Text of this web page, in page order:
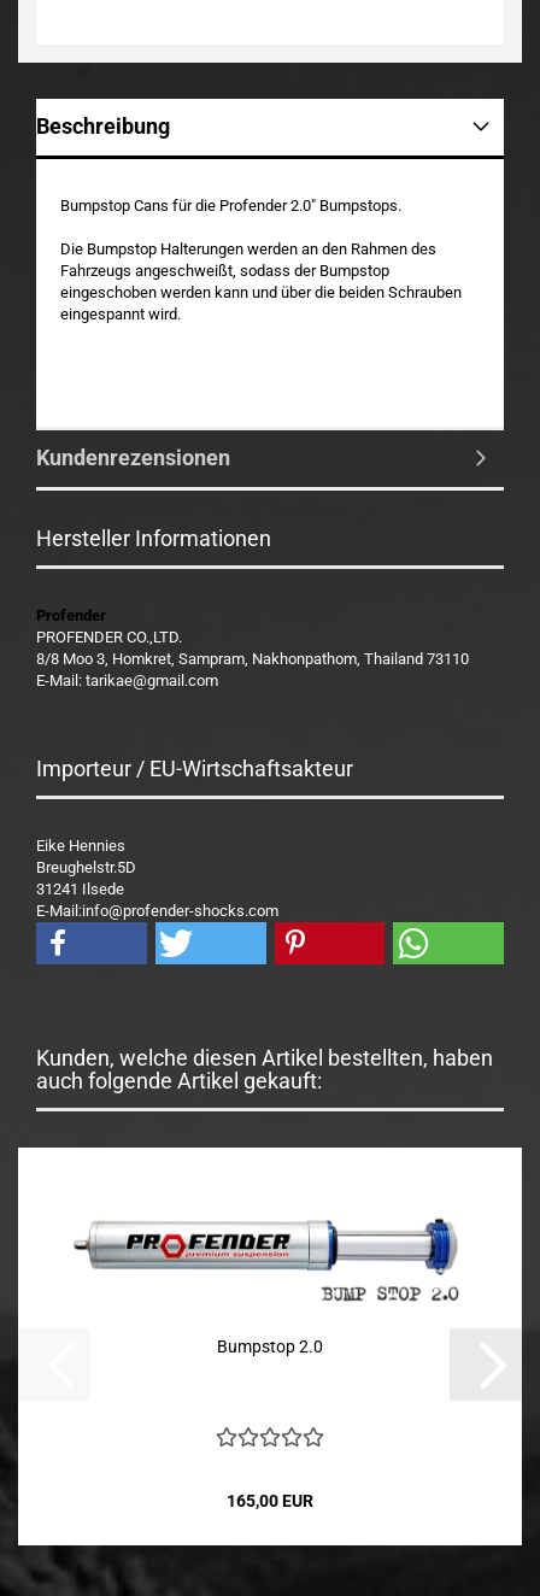
Beschreibung
Bumpstop Cans für die Profender 2.0" Bumpstops.
Die Bumpstop Halterungen werden an den Rahmen des
Fahrzeugs angeschweißt, sodass der Bumpstop
eingeschoben werden kann und über die beiden Schrauben
eingespannt wird.
Kundenrezensionen
Hersteller Informationen
Profender
PROFENDER CO.,LTD.
8/8 Moo 3, Homkret, Sampram, Nakhonpathom, Thailand 73110
E-Mail: tarikae@gmail.com
Importeur / EU-Wirtschaftsakteur
Eike Hennies
Breughelstr.5D
31241 Ilsede
E-Mail:info@profender-shocks.com
Kunden, welche diesen Artikel bestellten, haben
auch folgende Artikel gekauft:
Bumpstop 2.0
165,00 EUR